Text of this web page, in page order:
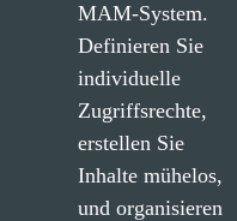
MAM-System.
Definieren Sie
individuelle
Zugriffsrechte,
erstellen Sie
Inhalte mühelos,
und organisieren